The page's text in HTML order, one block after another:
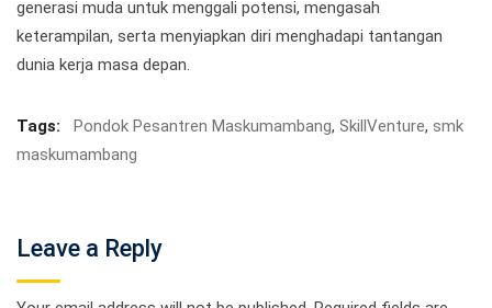
generasi muda untuk menggali potensi, mengasah
keterampilan, serta menyiapkan diri menghadapi tantangan
dunia kerja masa depan.
Tags: Pondok Pesantren Maskumambang, SkillVenture, smk
maskumambang
Leave a Reply